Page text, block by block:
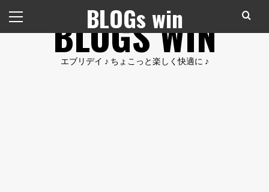
テ
BLOGS WIN
エブリデイ ♪ ちょこっと楽しく快適に ♪
イ
ン
BLOGs win